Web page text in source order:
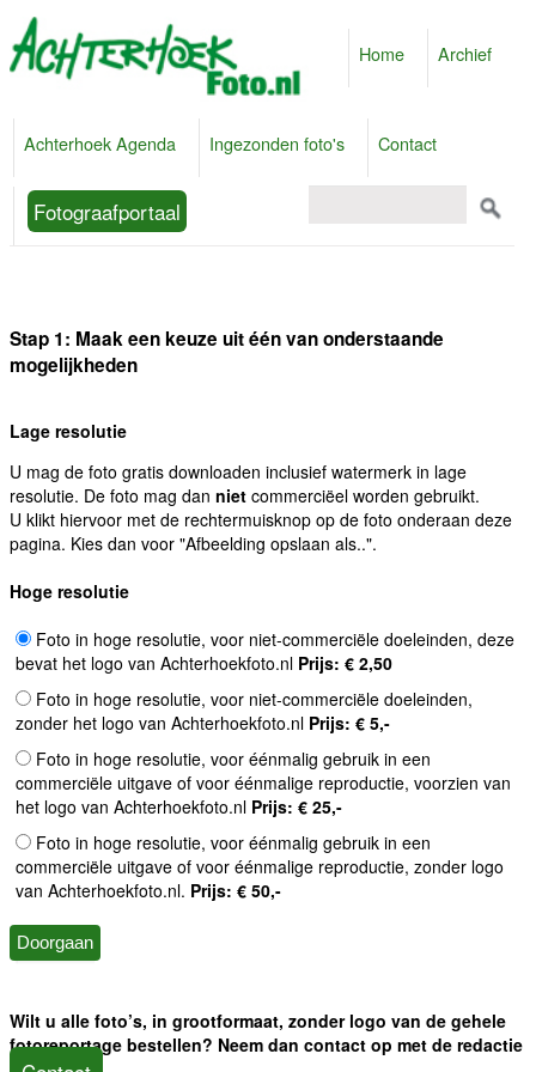
Home Archief
Achterhoek Agenda Ingezonden foto's Contact
Fotograafportaal
Stap 1: Maak een keuze uit één van onderstaande
mogelijkheden
Lage resolutie
U mag de foto gratis downloaden inclusief watermerk in lage
resolutie. De foto mag dan niet commerciëel worden gebruikt.
U klikt hiervoor met de rechtermuisknop op de foto onderaan deze
pagina. Kies dan voor "Afbeelding opslaan als..".
Hoge resolutie
Foto in hoge resolutie, voor niet-commerciële doeleinden, deze
bevat het logo van Achterhoekfoto.nl Prijs: € 2,50
Foto in hoge resolutie, voor niet-commerciële doeleinden,
zonder het logo van Achterhoekfoto.nl Prijs: € 5,-
Foto in hoge resolutie, voor éénmalig gebruik in een
commerciële uitgave of voor éénmalige reproductie, voorzien van
het logo van Achterhoekfoto.nl Prijs: € 25,-
Foto in hoge resolutie, voor éénmalig gebruik in een
commerciële uitgave of voor éénmalige reproductie, zonder logo
van Achterhoekfoto.nl. Prijs: € 50,-
Wilt u alle foto’s, in grootformaat, zonder logo van de gehele
fotoreportage bestellen? Neem dan contact op met de redactie